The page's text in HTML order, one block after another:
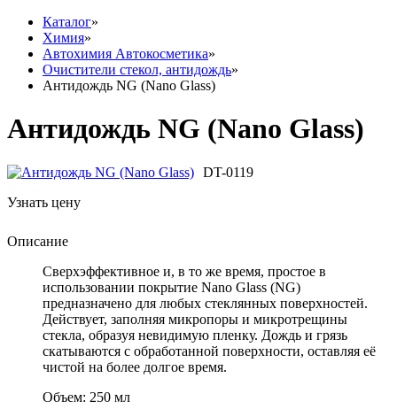
Каталог»
Химия»
Автохимия Автокосметика»
Очистители стекол, антидождь»
Антидождь NG (Nano Glass)
Антидождь NG (Nano Glass)
DT-0119
Узнать цену
Описание
Сверхэффективное и, в то же время, простое в
использовании покрытие Nano Glass (NG)
предназначено для любых стеклянных поверхностей.
Действует, заполняя микропоры и микротрещины
стекла, образуя невидимую пленку. Дождь и грязь
скатываются с обработанной поверхности, оставляя её
чистой на более долгое время.
Объем: 250 мл